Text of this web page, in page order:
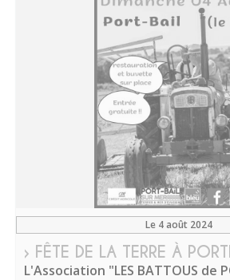
Le 4 août 2024
› FÊTE DE LA TERRE À
L'Association "LES BATTOUS de